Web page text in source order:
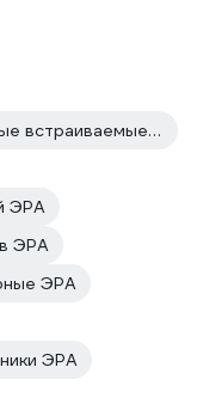
Светильники точечные светодиодные встраиваемые ЭРА
ЭРА
ЭРА
ЭРА
ЭРА